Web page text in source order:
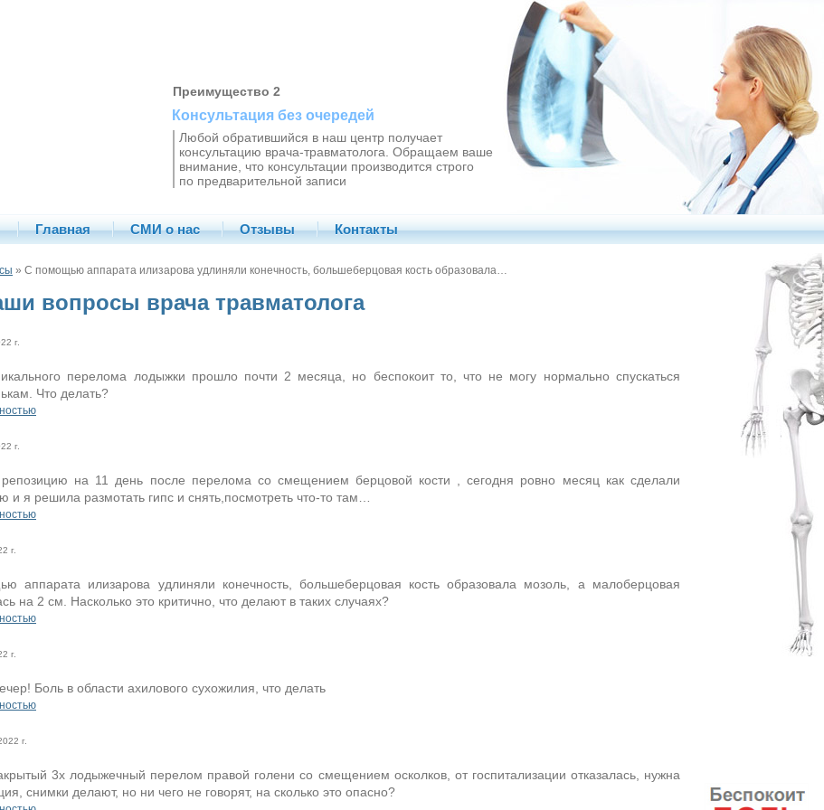
Преимущество 2
Консультация без очередей
Любой обратившийся в наш центр получает
консультацию врача-травматолога. Обращаем ваше
внимание, что консультации производится строго
по предварительной записи
Главная СМИ о нас Отзывы Контакты
» С помощью аппарата илизарова удлиняли конечность, большеберцовая кость образовала…
вопросы врача травматолога
г.
перелома лодыжки прошло почти 2 месяца, но беспокоит то, что не могу нормально спускаться
Что делать?
г.
на 11 день после перелома со смещением берцовой кости , сегодня ровно месяц как сделали
и я решила размотать гипс и снять,посмотреть что-то там…
г.
аппарата илизарова удлиняли конечность, большеберцовая кость образовала мозоль, а малоберцовая
на 2 см. Насколько это критично, что делают в таких случаях?
г.
Боль в области ахилового сухожилия, что делать
г.
3х лодыжечный перелом правой голени со смещением осколков, от госпитализации отказалась, нужна
снимки делают, но ни чего не говорят, на сколько это опасно?